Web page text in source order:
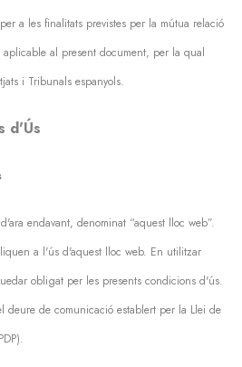
a les finalitats previstes per la mútua relació
al present document, per la qual
i Tribunals espanyols.
d'Ús
endavant, denominat “aquest lloc web”.
a l'ús d'aquest lloc web. En utilitzar
obligat per les presents condicions d'ús.
deure de comunicació establert per la Llei de